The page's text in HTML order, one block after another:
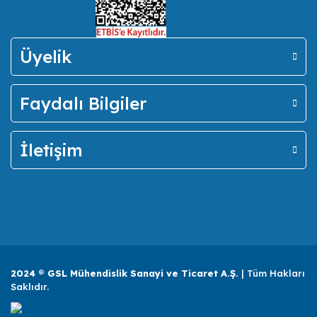
Üyelik
Faydalı Bilgiler
İletişim
2024 ® GSL Mühendislik Sanayi ve Ticaret A.Ş. | Tüm Hakları
Saklıdır.